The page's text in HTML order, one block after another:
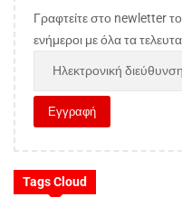
Γραφτείτε στο newletter
ενήμεροι με όλα τα
Tags Cloud